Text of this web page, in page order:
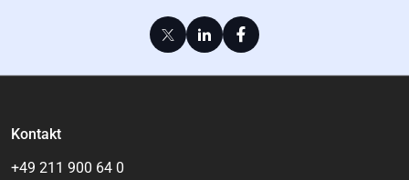
Kontakt
+49 211 900 64 0